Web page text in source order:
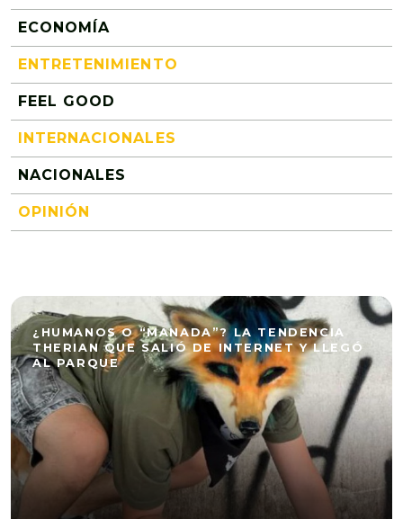
ECONOMÍA
ENTRETENIMIENTO
FEEL GOOD
INTERNACIONALES
NACIONALES
OPINIÓN
¿HUMANOS O “MANADA”? LA TENDENCIA
THERIAN QUE SALIÓ DE INTERNET Y LLEGÓ
AL PARQUE